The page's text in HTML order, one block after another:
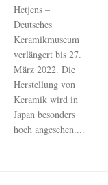
Hetjens –
Deutsches
Keramikmuseum
verlängert bis 27.
März 2022. Die
Herstellung von
Keramik wird in
Japan besonders
hoch angesehen....